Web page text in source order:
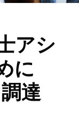
アシ
に
達